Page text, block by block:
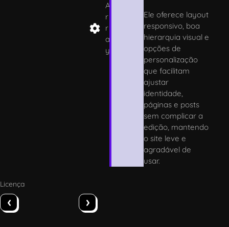
A
r
r
a
y
Ele oferece layout
responsivo, boa
hierarquia visual e
opções de
personalização
que facilitam
ajustar
identidade,
páginas e posts
sem complicar a
edição, mantendo
o site leve e
agradável de
usar.
Licença
‹ ›